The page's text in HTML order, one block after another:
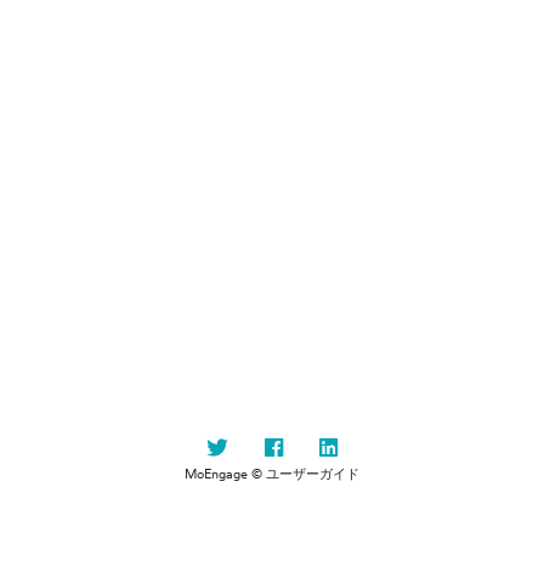
MoEngage © ユーザーガイド